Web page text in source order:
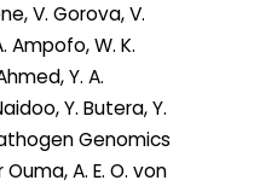
V. Gorova, V.
Ampofo, W. K.
Y. A.
Y. Butera, Y.
Genomics
A. E. O. von